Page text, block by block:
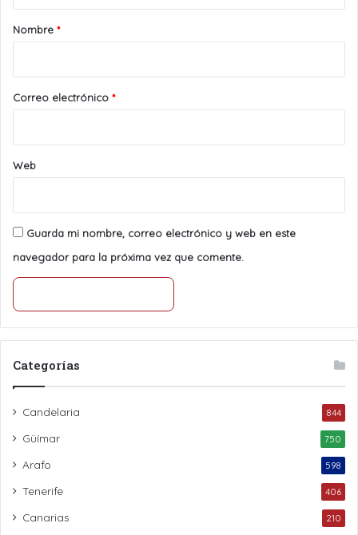
r
*
Nombre *
Correo electrónico *
Web
Guarda mi nombre, correo electrónico y web en este
navegador para la próxima vez que comente.
Categorías
Candelaria 844
Güímar 750
Arafo 598
Tenerife 406
Canarias 210